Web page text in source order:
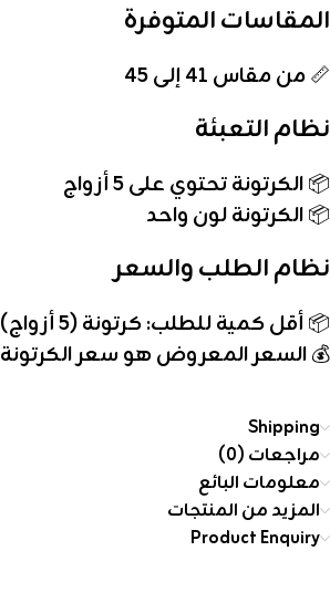
المقاسات المتوفرة
📏 من مقاس 41 إلى 45
نظام التعبئة
📦الكرتونة تحتوي على 5 أزواج
📦الكرتونة لون واحد
نظام الطلب والسعر
📦أقل كمية للطلب: كرتونة (5 أزواج)
💰السعر المعروض هو سعر الكرتونة
Shipping
مراجعات (0)
معلومات البائع
المزيد من المنتجات
Product Enquiry